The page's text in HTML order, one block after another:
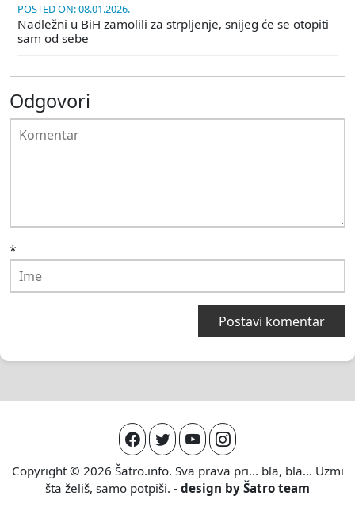
POSTED ON: 08.01.2026.
Nadležni u BiH zamolili za strpljenje, snijeg će se otopiti
sam od sebe
Odgovori
*
Copyright © 2026 Šatro.info. Sva prava pri... bla, bla... Uzmi
šta želiš, samo potpiši. - design by Šatro team